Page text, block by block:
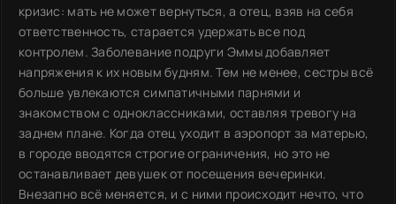
кризис: мать не может вернуться, а отец, взяв на себя
ответственность, старается удержать все под
контролем. Заболевание подруги Эммы добавляет
напряжения к их новым будням. Тем не менее, сестры всё
больше увлекаются симпатичными парнями и
знакомством с одноклассниками, оставляя тревогу на
заднем плане. Когда отец уходит в аэропорт за матерью,
в городе вводятся строгие ограничения, но это не
останавливает девушек от посещения вечеринки.
Внезапно всё меняется, и с ними происходит нечто, что